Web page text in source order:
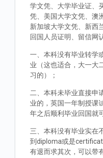
学文凭、大学毕业证、
凭、美国大学文凭、澳
新加坡大学文凭、新西
回国人员证明、留信网
一、本科没有毕业转学
业（这也适合，大一大
习的）；
二、本科未毕业直接申
业的，英国一年制授课
年之后顺利毕业回国就
三、本科没有毕业实在
到diploma或是
有退而求其次，可以带